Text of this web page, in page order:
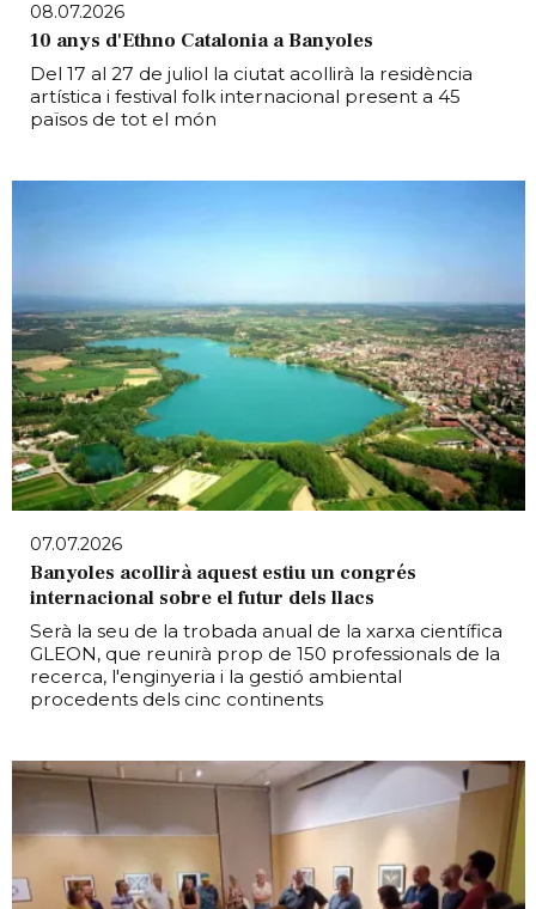
08.07.2026
10 anys d'Ethno Catalonia a Banyoles
Del 17 al 27 de juliol la ciutat acollirà la residència
artística i festival folk internacional present a 45
països de tot el món
07.07.2026
Banyoles acollirà aquest estiu un congrés
internacional sobre el futur dels llacs
Serà la seu de la trobada anual de la xarxa científica
GLEON, que reunirà prop de 150 professionals de la
recerca, l'enginyeria i la gestió ambiental
procedents dels cinc continents